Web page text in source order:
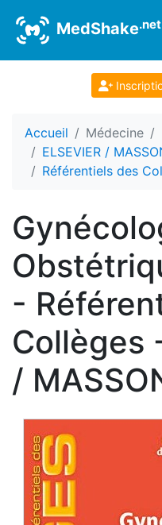
MedShake.net
Accueil Médecine
ELSEVIER /
Référentiels des
-
Collèges
/